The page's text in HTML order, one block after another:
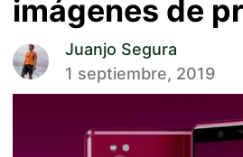
imágenes de
Juanjo Segura
1 septiembre, 2019